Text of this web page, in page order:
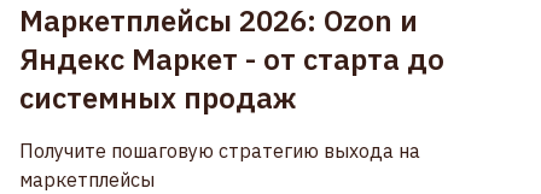
Маркетплейсы 2026: Ozon и
Яндекс Маркет - от старта до
системных продаж
Получите пошаговую стратегию выхода на
маркетплейсы